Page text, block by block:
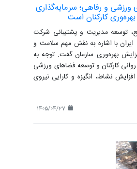
و رفاهی؛ سرمایه‌گذاری
کارکنان است
توسعه مدیریت و پشتیبانی شرکت
با اشاره به نقش مهم سلامت و
بهره‌وری سازمان گفت: توجه به
کارکنان و توسعه فضاهای ورزشی
نشاط، انگیزه و کارایی نیروی